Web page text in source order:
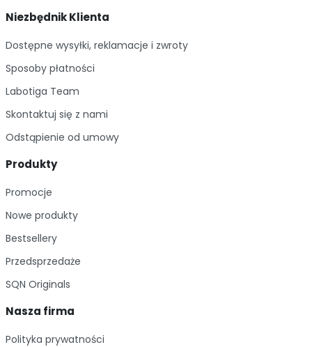
Niezbędnik Klienta
Dostępne wysyłki, reklamacje i zwroty
Sposoby płatności
Labotiga Team
Skontaktuj się z nami
Odstąpienie od umowy
Produkty
Promocje
Nowe produkty
Bestsellery
Przedsprzedaże
SQN Originals
Nasza firma
Polityka prywatności